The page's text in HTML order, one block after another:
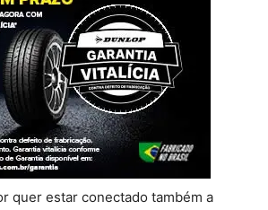
quer estar conectado também a